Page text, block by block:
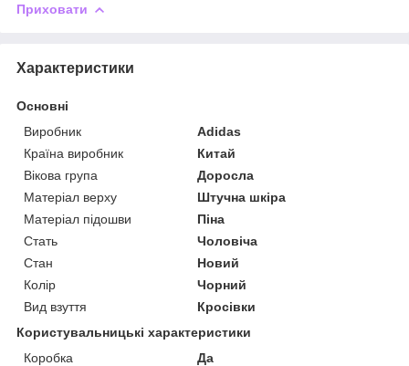
Приховати
Характеристики
Основні
Виробник
Adidas
Країна виробник
Китай
Вікова група
Доросла
Матеріал верху
Штучна шкіра
Матеріал підошви
Піна
Стать
Чоловіча
Стан
Новий
Колір
Чорний
Вид взуття
Кросівки
Користувальницькі характеристики
Коробка
Да